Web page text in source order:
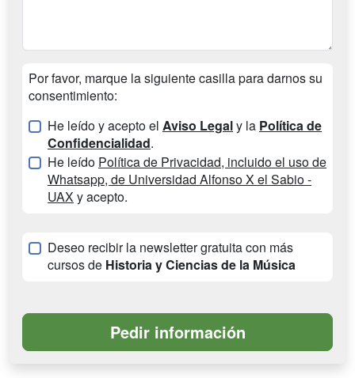
Por favor, marque la siguiente casilla para darnos su
consentimiento:
He leído y acepto el Aviso Legaly la Política de
Confidencialidad.
He leído Política de Privacidad, incluido el uso de
Whatsapp, de Universidad Alfonso X el Sabio -
UAX y acepto.
Deseo recibir la newsletter gratuita con más
cursos de Historia y Ciencias de la Música